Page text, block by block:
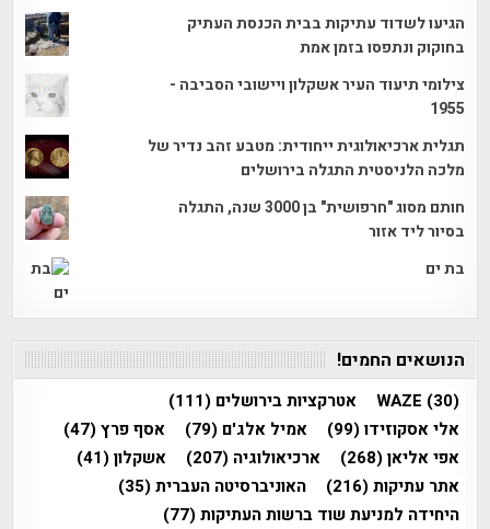
הגיעו לשדוד עתיקות בבית הכנסת העתיק
בחוקוק ונתפסו בזמן אמת
צילומי תיעוד העיר אשקלון ויישובי הסביבה -
1955
תגלית ארכיאולוגית ייחודית: מטבע זהב נדיר של
מלכה הלניסטית התגלה בירושלים
חותם מסוג "חרפושית" בן 3000 שנה, התגלה
בסיור ליד אזור
בת ים
הנושאים החמים!
WAZE (30) אטרקציות בירושלים (111)
אלי אסקוזידו(99) אמיל אלג'ם (79) אסף פרץ(47)
אפי אליאן(268) ארכיאולוגיה (207) אשקלון(41)
אתר עתיקות(216) האוניברסיטה העברית(35)
היחידה למניעת שוד ברשות העתיקות(77)